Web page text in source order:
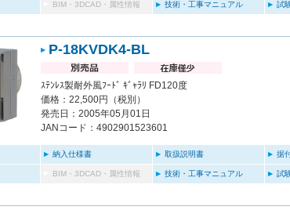
BIM・3DCAD・属性情報 技術・工事マニュアル 試
P-18KVDK4-BL
ｽﾃﾝﾚｽ製耐外風ﾌｰﾄﾞ ｷﾞｬﾗﾘ FD120度
価格：22,500円（税別）
発売日：2005年05月01日
JANコード：4902901523601
納入仕様書 取扱説明書 据
BIM・3DCAD・属性情報 技術・工事マニュアル 試